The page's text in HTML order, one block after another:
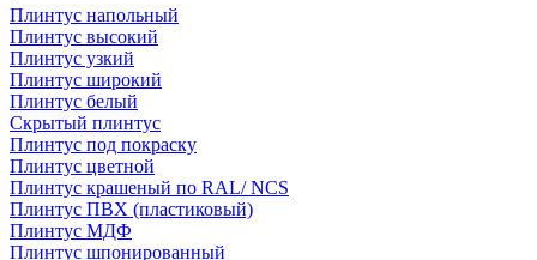
Плинтус напольный
Плинтус высокий
Плинтус узкий
Плинтус широкий
Плинтус белый
Скрытый плинтус
Плинтус под покраску
Плинтус цветной
Плинтус крашеный по RAL/ NCS
Плинтус ПВХ (пластиковый)
Плинтус МДФ
Плинтус шпонированный